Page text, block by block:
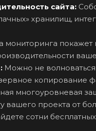
сайта:
хранилищ,
мониторинга
Можно не
копирование
многоуровневая
вашего проекта от
сотни